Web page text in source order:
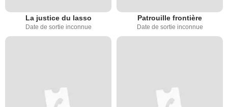
La justice du lasso
Date de sortie inconnue
Patrouille frontière
Date de sortie inconnue